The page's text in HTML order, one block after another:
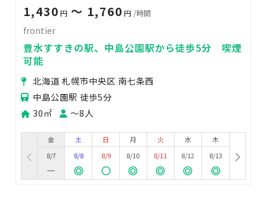
1,430 円 〜 1,760 円 /時間
frontier
豊水すすきの駅、中島公園駅から徒歩5分 喫煙
可能
北海道 札幌市中央区 南七条西
中島公園駅 徒歩5分
30㎡
〜8人
金
8/7
土
8/8
日
8/9
月
8/10
火
8/11
水
8/12
木
8/13